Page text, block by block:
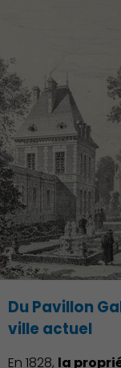
Du Pavillon
ville actuel
En 1828, la